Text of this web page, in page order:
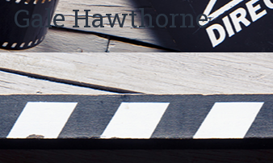
Gale Hawthorne